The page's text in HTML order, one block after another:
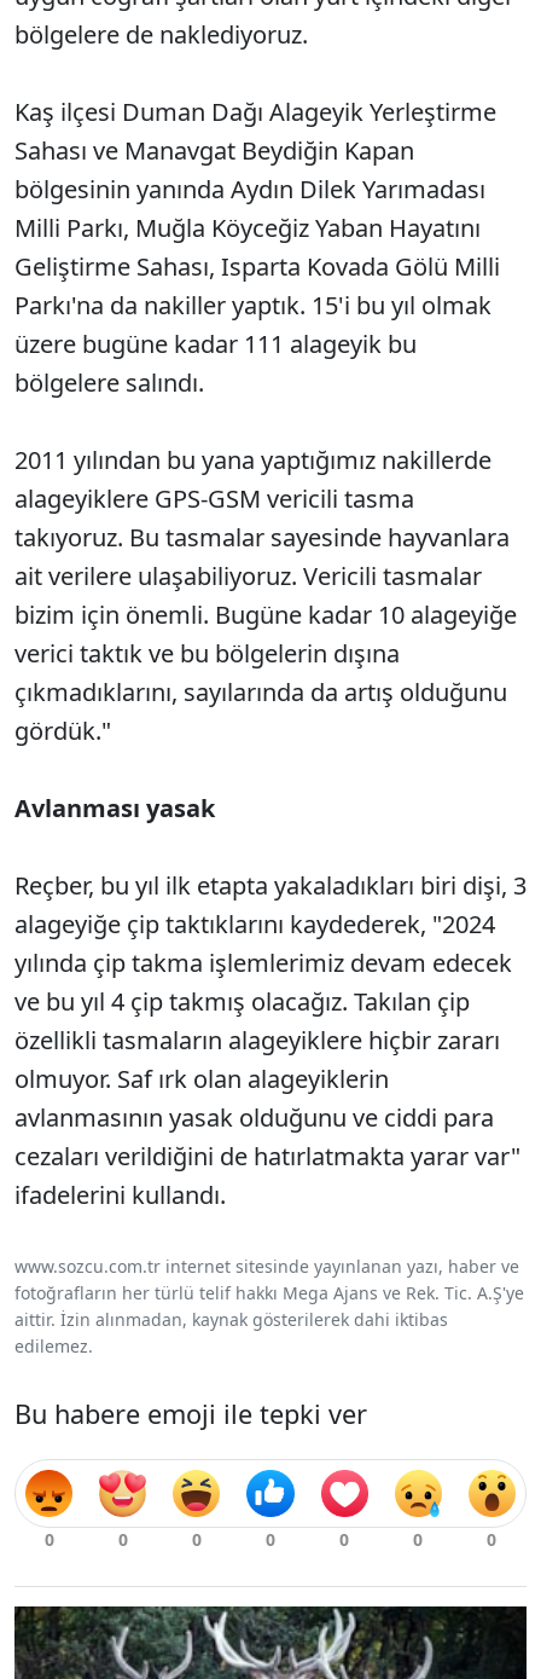
bölgelere de naklediyoruz.
Kaş ilçesi Duman Dağı Alageyik Yerleştirme
Sahası ve Manavgat Beydiğin Kapan
bölgesinin yanında Aydın Dilek Yarımadası
Milli Parkı, Muğla Köyceğiz Yaban Hayatını
Geliştirme Sahası, Isparta Kovada Gölü Milli
Parkı'na da nakiller yaptık. 15'i bu yıl olmak
üzere bugüne kadar 111 alageyik bu
bölgelere salındı.
2011 yılından bu yana yaptığımız nakillerde
alageyiklere GPS-GSM vericili tasma
takıyoruz. Bu tasmalar sayesinde hayvanlara
ait verilere ulaşabiliyoruz. Vericili tasmalar
bizim için önemli. Bugüne kadar 10 alageyiğe
verici taktık ve bu bölgelerin dışına
çıkmadıklarını, sayılarında da artış olduğunu
gördük."
Avlanması yasak
Reçber, bu yıl ilk etapta yakaladıkları biri dişi, 3
alageyiğe çip taktıklarını kaydederek, "2024
yılında çip takma işlemlerimiz devam edecek
ve bu yıl 4 çip takmış olacağız. Takılan çip
özellikli tasmaların alageyiklere hiçbir zararı
olmuyor. Saf ırk olan alageyiklerin
avlanmasının yasak olduğunu ve ciddi para
cezaları verildiğini de hatırlatmakta yarar var"
ifadelerini kullandı.
www.sozcu.com.tr internet sitesinde yayınlanan yazı, haber ve
fotoğrafların her türlü telif hakkı Mega Ajans ve Rek. Tic. A.Ş'ye
aittir. İzin alınmadan, kaynak gösterilerek dahi iktibas
edilemez.
Bu habere emoji ile tepki ver